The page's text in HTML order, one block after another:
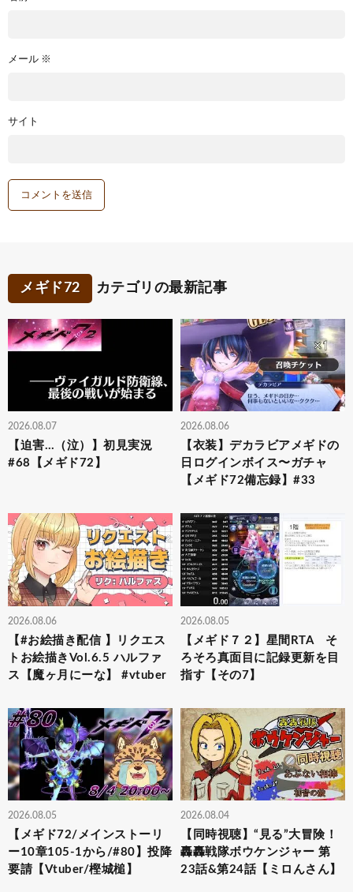
メール ※
サイト
メギド72 カテゴリの最新記事
2026.08.07
【迫害…（泣）】初見実況
#68【メギド72】
2026.08.06
【衣装】デカラビアメギドの
日ログインボイス〜ガチャ
【メギド72備忘録】#33
2026.08.06
【#お絵描き配信 】リクエス
トお絵描きVol.6.5 ハルファ
ス【魔ヶ月にーな】 #vtuber
2026.08.05
【メギド７２】星間RTA そ
ろそろ真面目に記録更新を目
指す【その7】
2026.08.05
【メギド72/メインストーリ
ー10章105-1から/#80】投降
要請【Vtuber/樫城槌】
2026.08.04
【同時視聴】“見る”大冒険！
轟轟戦隊ボウケンジャー 第
23話&第24話【ミロんさん】